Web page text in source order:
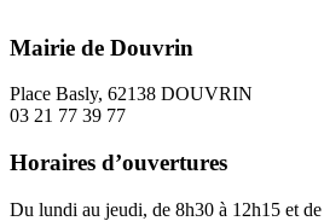
Mairie de Douvrin
Place Basly, 62138 DOUVRIN
03 21 77 39 77
Horaires d’ouvertures
Du lundi au jeudi, de 8h30 à 12h15 et